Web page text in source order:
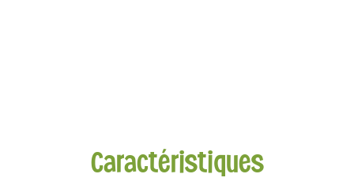
Caractéristiques